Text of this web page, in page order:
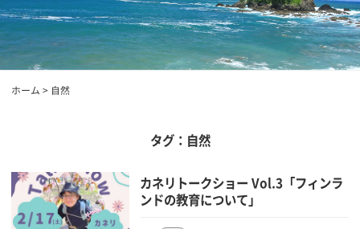
ホーム > 自然
タグ：自然
カネリトークショー Vol.3「フィンラ
ンドの教育について」